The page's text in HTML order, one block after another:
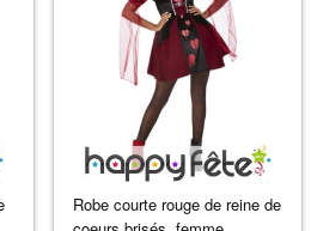
Robe courte rouge de reine de